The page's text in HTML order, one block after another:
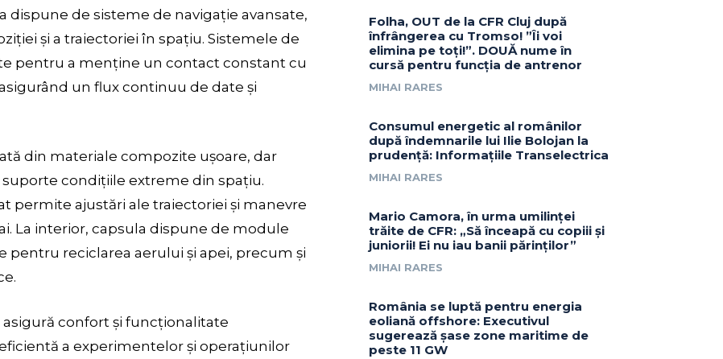
dispune de sisteme de navigație avansate,
și a traiectoriei în spațiu. Sistemele de
pentru a menține un contact constant cu
un flux continuu de date și
din materiale compozite ușoare, dar
condițiile extreme din spațiu.
permite ajustări ale traiectoriei și manevre
La interior, capsula dispune de module
pentru reciclarea aerului și apei, precum și
confort și funcționalitate
a experimentelor și operațiunilor
Folha, OUT de la CFR Cluj după
înfrângerea cu Tromso! ”Îi voi
elimina pe toți!”. DOUĂ nume în
cursă pentru funcția de antrenor
MIHAI RARES
Consumul energetic al românilor
după îndemnarile lui Ilie Bolojan la
prudență: Informațiile Transelectrica
MIHAI RARES
Mario Camora, în urma umilinței
trăite de CFR: „Să înceapă cu copiii și
juniorii! Ei nu iau banii părinților”
MIHAI RARES
România se luptă pentru energia
eoliană offshore: Executivul
sugerează șase zone maritime de
peste 11 GW